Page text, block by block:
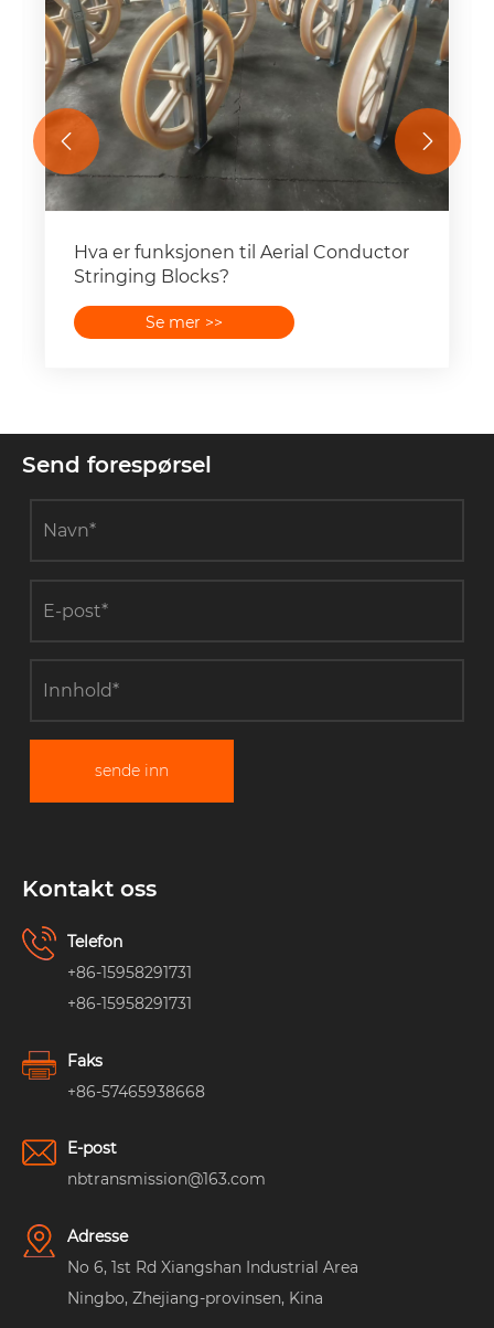
Hvordan fungerer
tårnmonteringsverktøy?
Se mer >>
 
Send forespørsel
sende inn
Kontakt oss
Telefon
+86-15958291731
+86-15958291731
Faks
+86-57465938668
E-post
nbtransmission@163.com
Adresse
No 6, 1st Rd Xiangshan Industrial Area
Ningbo, Zhejiang-provinsen, Kina